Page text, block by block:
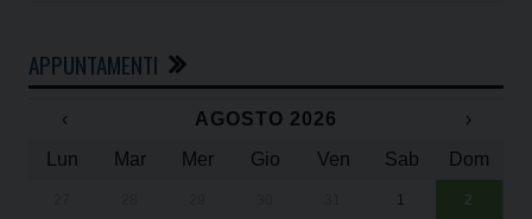
APPUNTAMENTI
‹ AGOSTO 2026
›
Lun
Mar Mer Gio Ven Sab Dom
1 2